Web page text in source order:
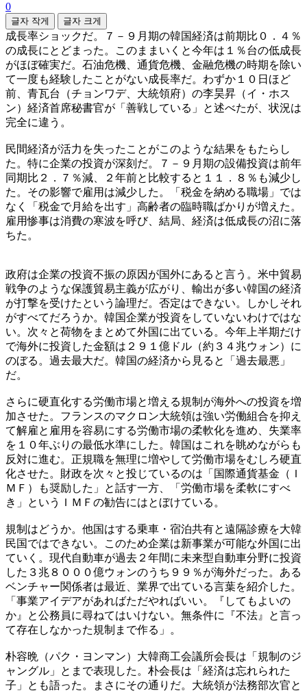
0
글자 작게 글자 크게
成長率ショックだ。７－９月期の韓国経済は前期比０．４％
の成長にとどまった。このままいくと今年は１％台の低成長
がほぼ確実だ。石油危機、通貨危機、金融危機の時期を除い
て一度も経験したことがない成長率だ。わずか１０日ほど
前、青瓦台（チョンワデ、大統領府）の李昊昇（イ・ホス
ン）経済首席秘書官が「善戦している」と述べたが、状況は
完全に違う。
民間経済が活力を失ったことがこのような結果をもたらし
た。特に企業の投資が深刻だ。７－９月期の設備投資は前年
同期比２．７％減、２年前と比較すると１１．８％も減少し
た。その影響で雇用は減少した。「税金を納める職場」では
なく「税金で月給を出す」高齢者の臨時職ばかりが増えた。
雇用惨事は消費の寒波を呼び、結局、経済は低成長の沼に落
ちた。
政府は企業の投資不振の原因が国外にあると言う。米中貿易
戦争のような保護貿易主義が広がり、輸出が多い韓国の経済
が打撃を受けたという論理だ。否定はできない。しかしそれ
がすべてだろうか。韓国企業が投資をしていないわけではな
い。次々と荷物をまとめて外国に出ている。今年上半期だけ
で海外に投資した金額は２９１億ドル（約３４兆ウォン）に
のぼる。過去最大だ。韓国の経済から見ると「過去最悪」
だ。
さらに硬直化する労働市場と増える規制が海外への投資を増
加させた。フランスのマクロン大統領は強い労働組合を抑え
て解雇と雇用を容易にする労働市場の柔軟化を進め、失業率
を１０年ぶりの最低水準にした。韓国はこれを眺めながらも
反対に進む。正規職を無理に増やして労働市場をむしろ硬直
化させた。財政を次々と投じているのは「国際通貨基金（Ｉ
ＭＦ）も奨励した」と話す一方、「労働市場を柔軟にすべ
き」というＩＭＦの勧告にはとぼけている。
規制はどうか。他国はする乗車・宿泊共有と遠隔診療を大韓
民国ではできない。このため企業は新事業が可能な外国に出
ていく。現代自動車が過去２年間に未来型自動車分野に投資
した３兆８０００億ウォンのうち９９％が海外だった。ある
ベンチャー関係者は最近、業界で出ている言葉を紹介した。
「事業アイデアがあればただやればいい。『してもよいの
か』と公務員に尋ねてはいけない。無条件に『不法』と言っ
て存在しなかった規制まで作る」。
朴容晩（パク・ヨンマン）大韓商工会議所会長は「規制のジ
ャングル」とまで表現した。朴会長は「経済は忘れられた
子」とも語った。まさにその通りだ。大統領が法務部次官と